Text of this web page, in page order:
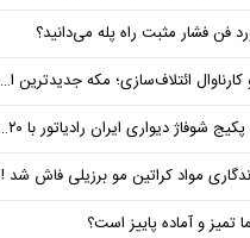
فن فشار مثبت راه پله می‌دانید؟
ائتلاف‌سازی؛ مکه جدیدترین ایستگاه در مسیر بی‌نتیجه‌ها
دیواری ایران رادیاتور با ۲۰ درصد تخفیف
مواد کراتین مو برزیلی فاش شد !
تمیز و آماده پاییز است؟